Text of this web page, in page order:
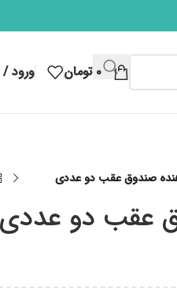
۰ تومان ورود /
صندوق عقب دو عددی
عقب دو عددی